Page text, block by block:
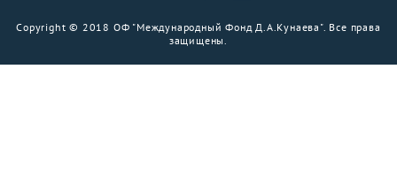
Copyright © 2018 ОФ "Международный Фонд Д.А.Кунаева". Все права
защищены.